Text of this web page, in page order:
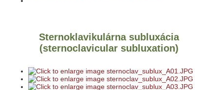
Sternoklavikulárna subluxácia
(sternoclavicular subluxation)